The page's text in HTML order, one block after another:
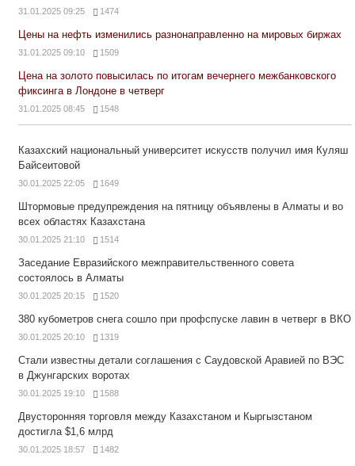
31.01.2025 09:25 1474
Цены на нефть изменились разнонаправленно на мировых биржах
31.01.2025 09:10 1509
Цена на золото повысилась по итогам вечернего межбанковского
фиксинга в Лондоне в четверг
31.01.2025 08:45 1548
Казахский национальный университет искусств получил имя Куляш
Байсеитовой
30.01.2025 22:05 1649
Штормовые предупреждения на пятницу объявлены в Алматы и во
всех областях Казахстана
30.01.2025 21:10 1514
Заседание Евразийского межправительственного совета
состоялось в Алматы
30.01.2025 20:15 1520
380 кубометров снега сошло при профспуске лавин в четверг в ВКО
30.01.2025 20:10 1319
Стали известны детали соглашения с Саудовской Аравией по ВЭС
в Джунгарских воротах
30.01.2025 19:10 1588
Двусторонняя торговля между Казахстаном и Кыргызстаном
достигла $1,6 млрд
30.01.2025 18:57 1482